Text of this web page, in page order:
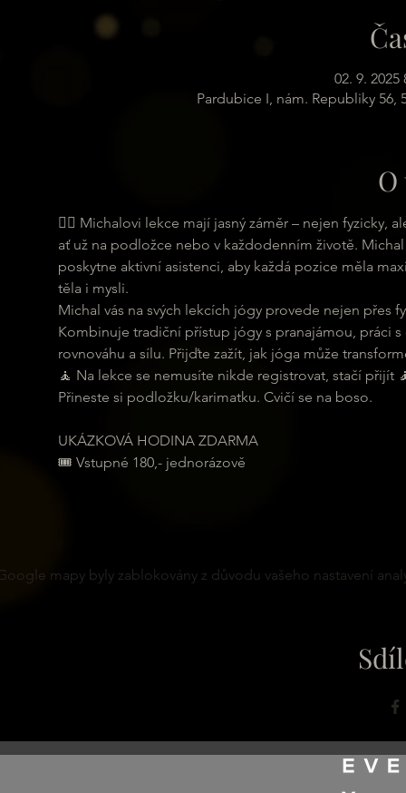
02. 9. 2025
Pardubice I, nám. Republiky 56,
🧘‍♀ Michalovi lekce mají jasný záměr – nejen
ať už na podložce nebo v každodenním životě.
poskytne aktivní asistenci, aby každá pozice měla
těla i mysli.
Michal vás na svých lekcích jógy provede nejen
Kombinuje tradiční přístup jógy s pranajámou, práci
rovnováhu a sílu. Přijďte zažít, jak jóga může
🧘 Na lekce se nemusíte nikde registrovat, stačí přijít
Přineste si podložku/karimatku. Cvičí se na boso.
UKÁZKOVÁ HODINA ZDARMA
🎟 Vstupné 180,- jednorázově
mapy byly zablokovány z důvodu vašeho nastavení